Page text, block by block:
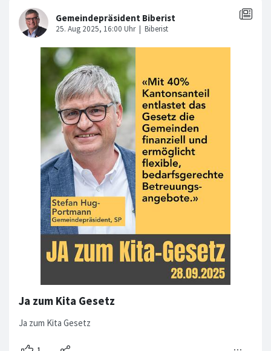
Ja zum Kita Gesetz
Ja zum Kita Gesetz